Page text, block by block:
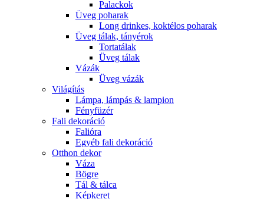
Palackok
Üveg poharak
Long drinkes, koktélos poharak
Üveg tálak, tányérok
Tortatálak
Üveg tálak
Vázák
Üveg vázák
Világítás
Lámpa, lámpás & lampion
Fényfüzér
Fali dekoráció
Falióra
Egyéb fali dekoráció
Otthon dekor
Váza
Bögre
Tál & tálca
Képkeret